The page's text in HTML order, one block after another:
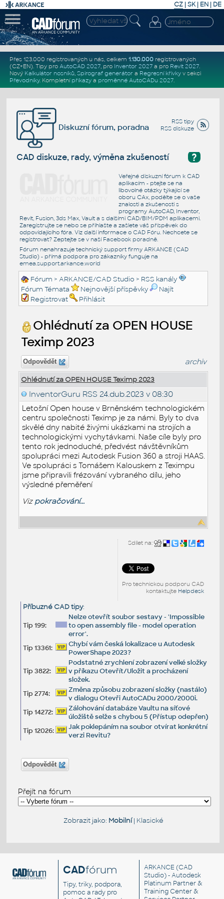
CZ | SK| EN | DE
Přes 123.000 registrovaných u nás, celkem 1.130.000registrovaných
(CZ+EN). Tipy pro AutoCAD 2027, pro Inventor 2027a pro Revit 2027.
Nový Kalkulátor nosníků, Spirograf generátor a Regresní křivkyv sekci
Převodníky. Kompletní příkazya proměnné AutoCADu 2027.
RSS tipy
RSS diskuze
Diskuzní fórum, poradna
?
CAD diskuze, rady, výměna zkušeností
Veřejné diskuzní fórum k CAD
aplikacím - ptejte se na
libovolné otázky týkající se
oboru CAx, podělte se o vaše
znalosti a zkušenosti s
programy AutoCAD, Inventor,
Revit, Fusion, 3ds Max, Vault a s dalšími CAD/BIM/PDM aplikacemi.
Zaregistrujte se nebo se přihlašte a zašlete váš příspěvek do
odpovídajícího fóra. Viz další informace o CAD Fóru. Nechcete se
registrovat? Zeptejte se v naší Facebook poradně.
Fórum nenahrazuje technický support firmy ARKANCE (CAD
Studio) - přímá podpora pro zákazníky funguje na
emea.support.arkance.world
Fórum >ARKANCE/CAD Studio > RSS kanály
Fórum Témata
Nejnovější příspěvky
Najít
Registrovat
Přihlásit
Ohlédnutí za OPEN HOUSE
Teximp 2023
Odpovědět archiv
Ohlédnutí za OPEN HOUSE Teximp 2023
InventorGuru RSS 24.dub.2023 v 08:30
Letošní Open house v Brněnském technologickém
centru společnosti Teximp je za námi. Byly to dva
skvělé dny nabité živými ukázkami na strojích a
technologickými vychytávkami. Naše cíle byly pro
tento rok jednoduché, předvést návštěvníkům
spolupráci mezi Autodesk Fusion 360 a stroji HAAS.
Ve spolupráci s Tomášem Kalouskem z Teximpu
jsme připravili frézování vybraného dílu, jeho
výsledné přeměření
Viz pokračování...
Sdílet na:
Pro technickou podporu CAD
kontaktujte Helpdesk
Příbuzné CAD tipy:
Tip 199:
Nelze otevřít soubor sestavy - 'Impossible
to open assembly file - model operation
error'.
Tip 13361:
Chybí vám česká lokalizace u Autodesk
PowerShape 2023?
Tip 3822:
Podstatné zrychlení zobrazení velké složky
v příkazu Otevřít/Uložit a procházení
složek.
Tip 2774:
Změna způsobu zobrazení složky (nastálo)
v dialogu Otevři AutoCADu 2000/2000i.
Tip 14272:
Zálohování databáze Vaultu na síťové
úložiště selže s chybou 5 (Přístup odepřen)
Tip 12026:
Jak poklepáním na soubor otvírat konkrétní
verzi Revitu?
Odpovědět
Přejít na fórum
Zobrazit jako: Mobilní| Klasické
CADfórum
Tipy, triky, podpora,
pomoc a rady pro
ARKANCE (CAD
Studio) - Autodesk
Platinum Partner &
Training Center &